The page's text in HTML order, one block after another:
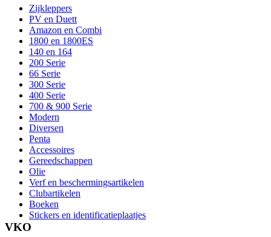
Zijkleppers
PV en Duett
Amazon en Combi
1800 en 1800ES
140 en 164
200 Serie
66 Serie
300 Serie
400 Serie
700 & 900 Serie
Modern
Diversen
Penta
Accessoires
Gereedschappen
Olie
Verf en beschermingsartikelen
Clubartikelen
Boeken
Stickers en identificatieplaatjes
VKO